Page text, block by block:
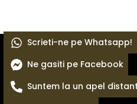
Scrieti-ne pe Whatsapp!
Ne gasiti pe Facebook
Suntem la un apel